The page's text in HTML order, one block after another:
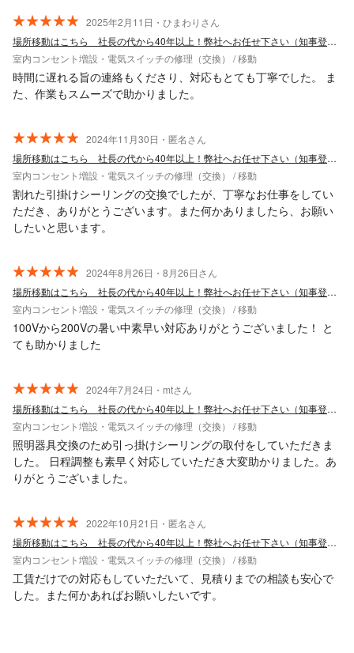
2025年2月11日・ひまわりさん
場所移動はこちら 社長の代から40年以上！弊社へお任せ下さい（知事登録工事店）
室内コンセント増設・電気スイッチの修理（交換） / 移動
時間に遅れる旨の連絡もくださり、対応もとても丁寧でした。 ま
た、作業もスムーズで助かりました。
2024年11月30日・匿名さん
場所移動はこちら 社長の代から40年以上！弊社へお任せ下さい（知事登録工事店）
室内コンセント増設・電気スイッチの修理（交換） / 移動
割れた引掛けシーリングの交換でしたが、丁寧なお仕事をしてい
ただき、ありがとうございます。また何かありましたら、お願い
したいと思います。
2024年8月26日・8月26日さん
場所移動はこちら 社長の代から40年以上！弊社へお任せ下さい（知事登録工事店）
室内コンセント増設・電気スイッチの修理（交換） / 移動
100Vから200Vの暑い中素早い対応ありがとうございました！ と
ても助かりました
2024年7月24日・mtさん
場所移動はこちら 社長の代から40年以上！弊社へお任せ下さい（知事登録工事店）
室内コンセント増設・電気スイッチの修理（交換） / 移動
照明器具交換のため引っ掛けシーリングの取付をしていただきま
した。 日程調整も素早く対応していただき大変助かりました。あ
りがとうございました。
2022年10月21日・匿名さん
場所移動はこちら 社長の代から40年以上！弊社へお任せ下さい（知事登録工事店）
室内コンセント増設・電気スイッチの修理（交換） / 移動
工賃だけでの対応もしていただいて、見積りまでの相談も安心で
した。また何かあればお願いしたいです。